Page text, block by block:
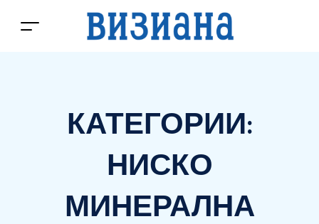
КАТЕГОРИИ:
НИСКО
МИНЕРАЛНА